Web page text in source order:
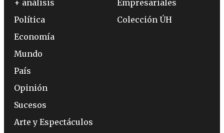
+ análisis
Política
Economía
Mundo
País
Opinión
Sucesos
Arte y Espectáculos
Empresariales
Colección ÚH